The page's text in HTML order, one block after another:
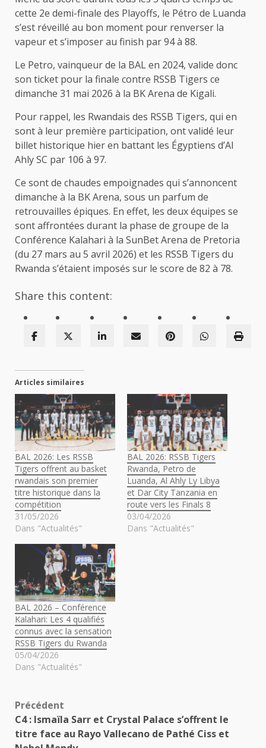
cette 2e demi-finale des Playoffs, le Pétro de Luanda
s’est réveillé au bon moment pour renverser la
vapeur et s’imposer au finish par 94 à 88.
Le Petro, vainqueur de la BAL en 2024, valide donc
son ticket pour la finale contre RSSB Tigers ce
dimanche 31 mai 2026 à la BK Arena de Kigali.
Pour rappel, les Rwandais des RSSB Tigers, qui en
sont à leur première participation, ont validé leur
billet historique hier en battant les Égyptiens d’Al
Ahly SC par 106 à 97.
Ce sont de chaudes empoignades qui s’annoncent
dimanche à la BK Arena, sous un parfum de
retrouvailles épiques. En effet, les deux équipes se
sont affrontées durant la phase de groupe de la
Conférence Kalahari à la SunBet Arena de Pretoria
(du 27 mars au 5 avril 2026) et les RSSB Tigers du
Rwanda s’étaient imposés sur le score de 82 à 78.
Share this content:
Articles similaires
BAL 2026: Les RSSB
Tigers offrent au basket
rwandais son premier
titre historique dans la
compétition
31/05/2026
Dans "Actualités"
BAL 2026: RSSB Tigers
Rwanda, Petro de
Luanda, Al Ahly Ly Libya
et Dar City Tanzania en
route vers les Finals 8
03/04/2026
Dans "Actualités"
BAL 2026 – Conférence
Kalahari: Les 4 qualifiés
connus avec la sensation
RSSB Tigers du Rwanda
05/04/2026
Dans "Actualités"
Navigation
d’article
Précédent
C4 : Ismaïla Sarr et Crystal Palace s’offrent le
titre face au Rayo Vallecano de Pathé Ciss et